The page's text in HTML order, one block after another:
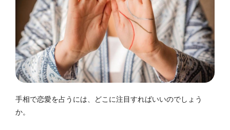
手相で恋愛を占うには、どこに注目すればいいのでしょう
か。